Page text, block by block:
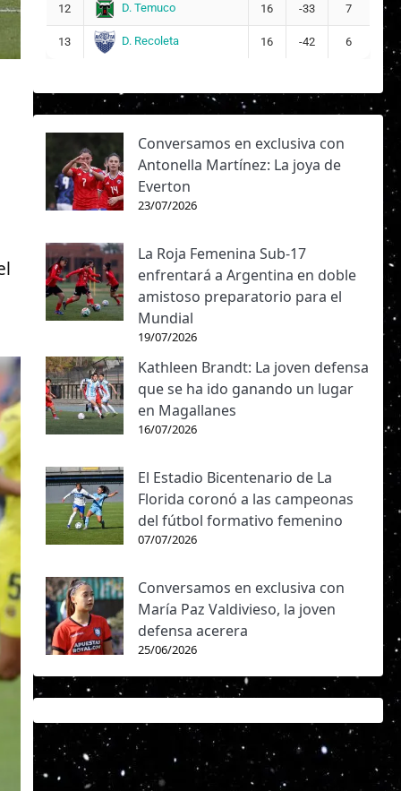
12 D. Temuco 16 -33 7
13 D. Recoleta 16 -42 6
Conversamos en exclusiva con
Antonella Martínez: La joya de
Everton
23/07/2026
La Roja Femenina Sub-17
enfrentará a Argentina en doble
amistoso preparatorio para el
Mundial
19/07/2026
Kathleen Brandt: La joven defensa
que se ha ido ganando un lugar
en Magallanes
16/07/2026
El Estadio Bicentenario de La
Florida coronó a las campeonas
del fútbol formativo femenino
07/07/2026
Conversamos en exclusiva con
María Paz Valdivieso, la joven
defensa acerera
25/06/2026